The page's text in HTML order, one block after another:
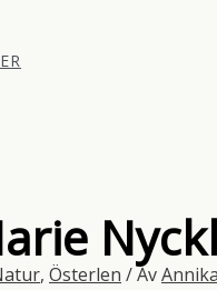
, Österlen / Av